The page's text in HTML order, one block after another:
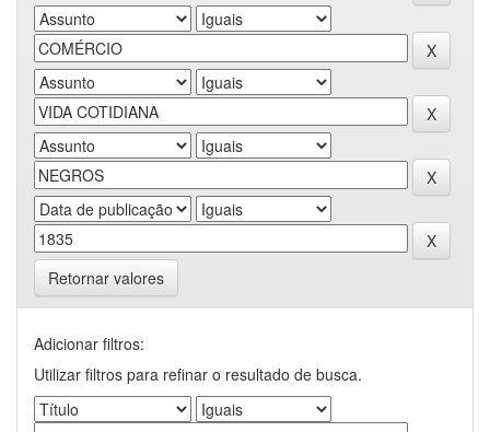
Retornar valores
Adicionar filtros:
Utilizar filtros para refinar o resultado de busca.